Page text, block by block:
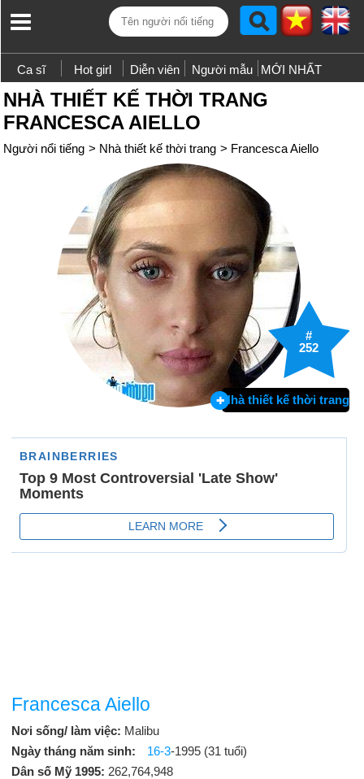
Ca sĩ Hot girl Diễn viên Người mẫu MỚI NHẤT
NHÀ THIẾT KẾ THỜI TRANG
FRANCESCA AIELLO
Người nổi tiếng > Nhà thiết kế thời trang > Francesca Aiello
#
252
Nhà thiết kế thời trang
Francesca Aiello
Nơi sống/ làm việc: Malibu
Ngày tháng năm sinh:
16-3-1995 (31 tuổi)
Dân số Mỹ 1995: 262,764,948